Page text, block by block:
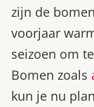
zijn de
voorjaar
seizoen om
Bomen zoals
kun je nu